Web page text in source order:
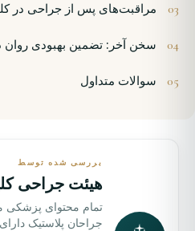
مراقبت‌های پس از جراحی در
سخن آخر: تضمین بهبودی روان
سوالات متداول
بررسی شده توسط
هیئت جراحی
تمام محتوای پزشکی